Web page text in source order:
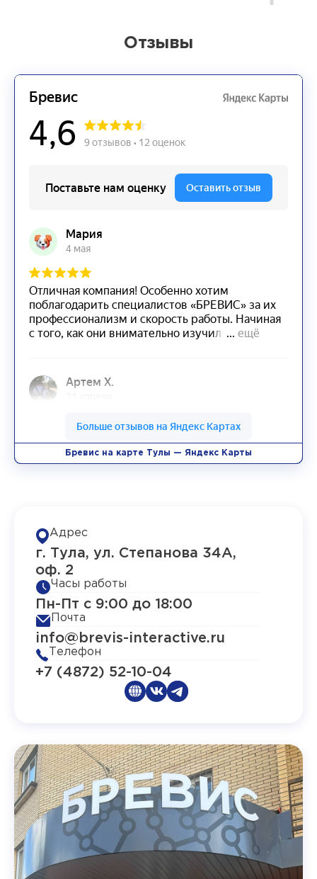
Отзывы
Бревис на карте Тулы — Яндекс Карты
Адрес
г. Тула, ул. Степанова 34А,
оф. 2
Часы работы
Пн-Пт с 9:00 до 18:00
Почта
info@brevis-interactive.ru
Телефон
+7 (4872) 52-10-04